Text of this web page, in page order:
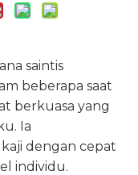
saintis
beberapa saat
berkuasa yang
Ia
dengan cepat
individu.